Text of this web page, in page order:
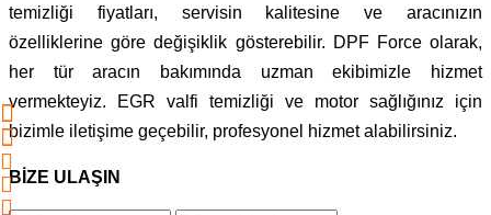
temizliği fiyatları, servisin kalitesine ve aracınızın
özelliklerine göre değişiklik gösterebilir. DPF Force olarak,
her tür aracın bakımında uzman ekibimizle hizmet
vermekteyiz. EGR valfi temizliği ve motor sağlığınız için
bizimle iletişime geçebilir, profesyonel hizmet alabilirsiniz.
BİZE ULAŞIN